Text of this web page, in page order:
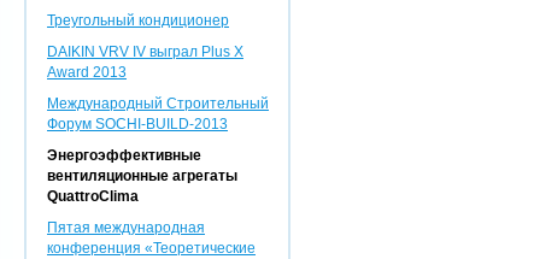
Треугольный кондиционер
DAIKIN VRV IV выграл Plus X
Award 2013
Международный Строительный
Форум SOCHI-BUILD-2013
Энергоэффективные
вентиляционные агрегаты
QuattroClima
Пятая международная
конференция «Теоретические